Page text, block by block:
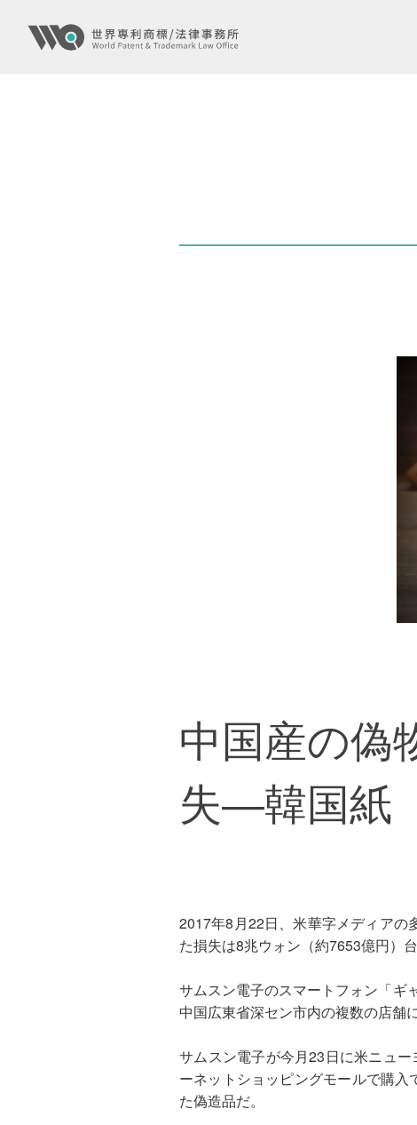
中国産の偽
失―韓国紙
2017年8月22日、米華字メディアの
た損失は8兆ウォン（約7653億円）
サムスン電子のスマートフォン「ギ
中国広東省深セン市内の複数の店舗
サムスン電子が今月23日に米ニュ
ーネットショッピングモールで購
た偽造品だ。